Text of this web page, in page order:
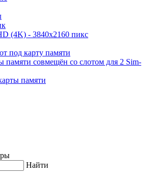
(4K) - 3840x2160 пикс
под карту памяти
памяти совмещён со слотом для 2 Sim-
памяти
Найти